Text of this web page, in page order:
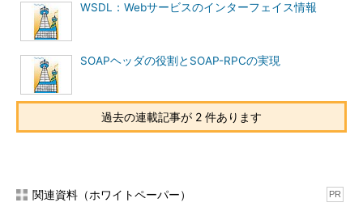
WSDL：Webサービスのインターフェイス情報
SOAPヘッダの役割とSOAP-RPCの実現
過去の連載記事が 2 件あります
関連資料（ホワイトペーパー） PR